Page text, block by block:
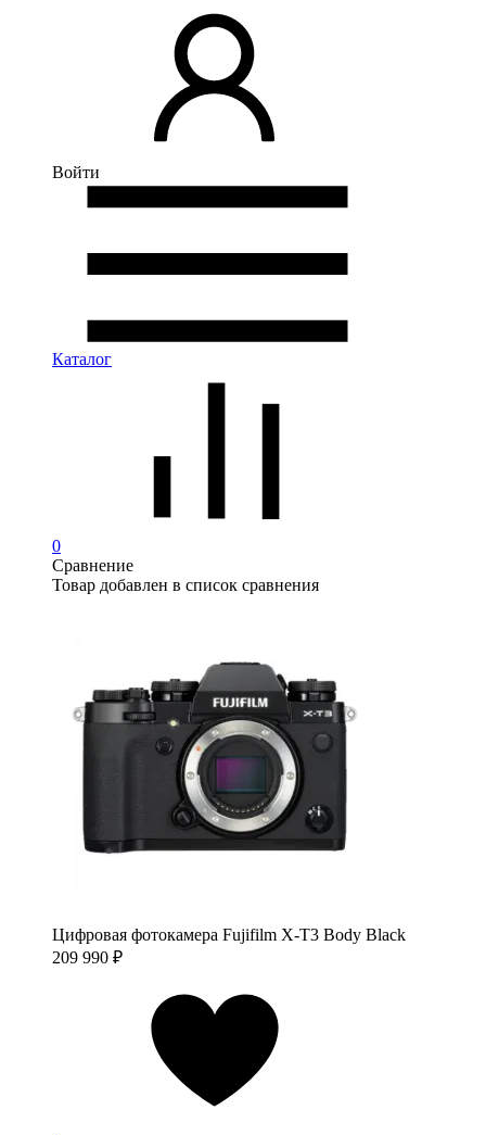
Войти
Каталог
0
Сравнение
Товар добавлен в список сравнения
Цифровая фотокамера Fujifilm X-T3 Body Black
209 990 ₽